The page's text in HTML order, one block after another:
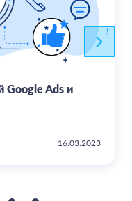
Google Ads и
16.03.2023